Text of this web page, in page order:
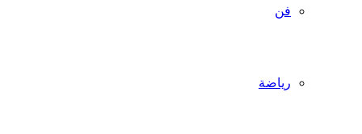
فن
رياضة